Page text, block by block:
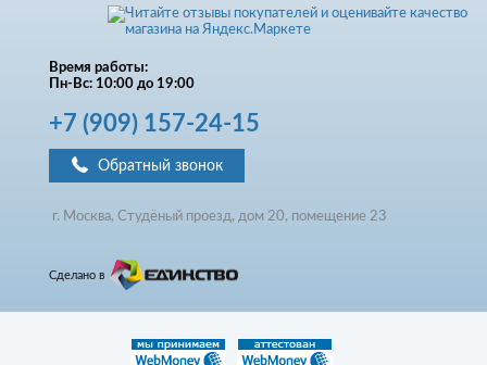
Время работы:
Пн-Вс: 10:00 до 19:00
+7 (909) 157-24-15
Обратный звонок
г. Москва, Студёный проезд, дом 20, помещение 23
Сделано в